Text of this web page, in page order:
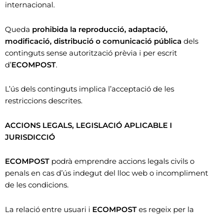
internacional.
Queda prohibida la reproducció, adaptació,
modificació, distribució o comunicació pública dels
continguts sense autorització prèvia i per escrit
d’ECOMPOST.
L’ús dels continguts implica l’acceptació de les
restriccions descrites.
ACCIONS LEGALS, LEGISLACIÓ APLICABLE I
JURISDICCIÓ
ECOMPOST podrà emprendre accions legals civils o
penals en cas d’ús indegut del lloc web o incompliment
de les condicions.
La relació entre usuari i ECOMPOST es regeix per la